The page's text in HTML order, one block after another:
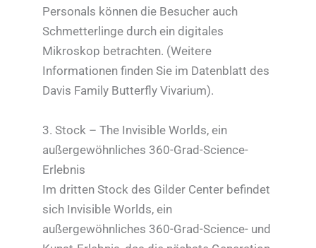
Personals können die Besucher auch
Schmetterlinge durch ein digitales
Mikroskop betrachten. (Weitere
Informationen finden Sie im Datenblatt des
Davis Family Butterfly Vivarium).
3. Stock – The Invisible Worlds, ein
außergewöhnliches 360-Grad-Science-
Erlebnis
Im dritten Stock des Gilder Center befindet
sich Invisible Worlds, ein
außergewöhnliches 360-Grad-Science- und